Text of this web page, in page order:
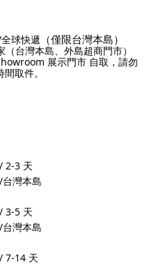
球快遞 （僅限台灣本島）
台灣本島、外島超商門市）
展示門市 自取，請勿
取件。
2-3 天
灣本島
3-5 天
灣本島
7-14 天